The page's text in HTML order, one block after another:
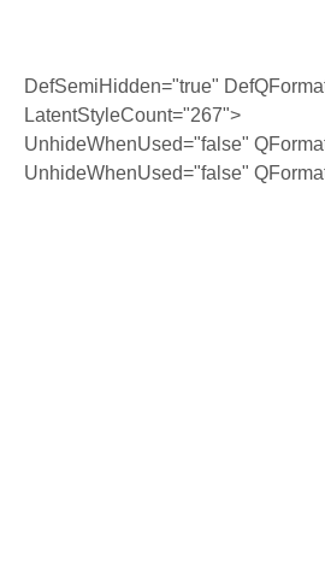
DefSemiHidden="true"
LatentStyleCount="267">
UnhideWhenUsed="false"
UnhideWhenUsed="false"